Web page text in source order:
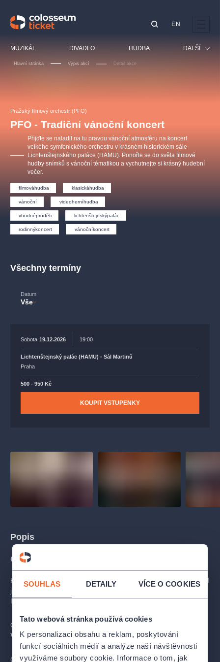
SOUHLAS DETAILY VÍCE O COOKIES
Tato webová stránka používá cookies
K personalizaci obsahu a reklam, poskytování
funkcí sociálních médií a analýze naší návštěvnosti
využíváme soubory cookie. Informace o tom, jak
MUZIKÁL DIVADLO HUDBA DALŠÍ
Sport
Ostatní
EN
Hlavní stránka Výpis akcí Detail akce
Pražský filmový orchestr (PFO)
PFO - Tradiční vánoční koncert
Přijďte se naladit na tu pravou vánoční atmosféru na koncert
velkého symfonického orchestru v krásném historickém sále
Lichtenštejnského paláce (HAMU). Ponořte se do světa filmové
hudby snímků s vánoční tématikou a vychutnejte si krásný hudební
večer.
filmováhudba klasickáhudba
vánoční videoherníhudba
vhodnéproděti lichtenštejnskýpalác
rodinnýkoncert vánočníkoncert
Všechny termíny
Datum
Vše
Sobota 19.12.2026 19:00
Lichtenštejnský palác (HAMU) - Sál Martinů
Praha
500 - 950 Kč
KOUPIT VSTUPENKY
Popis
O KONCERTU
Pražský filmový orchestr chystá na letošní předvánoční víkend
již tradiční vánoční koncert
Lichtenštejnského paláce na Malostranském náměstí.
Orchestr zaměří pozornost na
Vánoc.Program koncertu bude upřesněn.
Orchestr v čele s dirigentem Jiřím Koryntou si na jedinečném
OBYČEJNÁ HOLKA
Agentura 44, s.r.o.
Pink Panther Agency,
s.r.o.
Ostatní hledají
muzikálypraha
Nejnavštěvovanější
muzikálypraha divadlopraha sleva